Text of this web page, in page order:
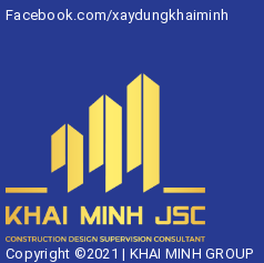
Facebook.com/xaydungkhaiminh
Copyright ©2021 | KHAI MINH GROUP